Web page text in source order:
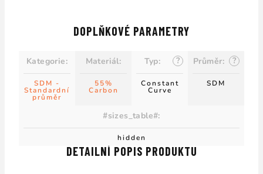
DETAILNÍ POPIS PRODUKTU
DOPLŇKOVÉ PARAMETRY
Kategorie:
SDM -
Standardní
průměr
Materiál:
55%
Carbon
?
Typ:
Constant
Curve
?
Průměr:
SDM
#sizes_table#:
hidden